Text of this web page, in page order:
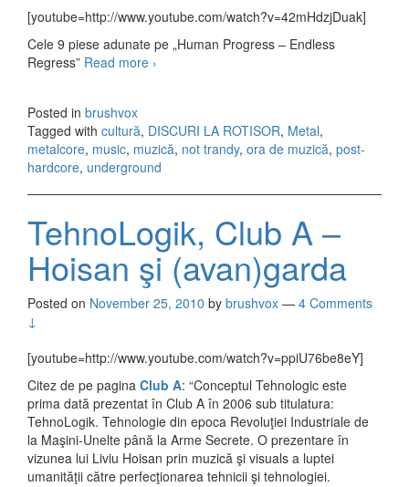
[youtube=http://www.youtube.com/watch?v=42mHdzjDuak]
Cele 9 piese adunate pe „Human Progress – Endless
Regress” Read more Mediocracy – Human Progress – Endless
›
Posted in brushvox
Tagged with cultură, DISCURI LA ROTISOR, Metal,
metalcore, music, muzică, not trandy, ora de muzică, post-
hardcore, underground
TehnoLogik, Club A –
Hoisan şi (avan)garda
Posted on November 25, 2010 by brushvox — 4 Comments
↓
[youtube=http://www.youtube.com/watch?v=ppiU76be8eY]
Citez de pe pagina Club A: “Conceptul Tehnologic este
prima dată prezentat în Club A în 2006 sub titulatura:
TehnoLogik. Tehnologie din epoca Revoluţiei Industriale de
la Maşini-Unelte până la Arme Secrete. O prezentare în
vizunea lui Liviu Hoisan prin muzică şi visuals a luptei
umanităţii către perfecţionarea tehnicii şi tehnologiei.